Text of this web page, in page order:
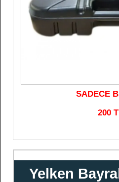
SADECE
200
Yelken